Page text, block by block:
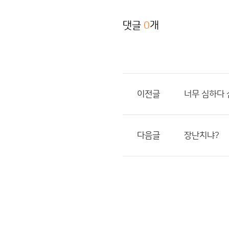
댓글 0개
이전글 너무 심하다
다음글 장난치냐?